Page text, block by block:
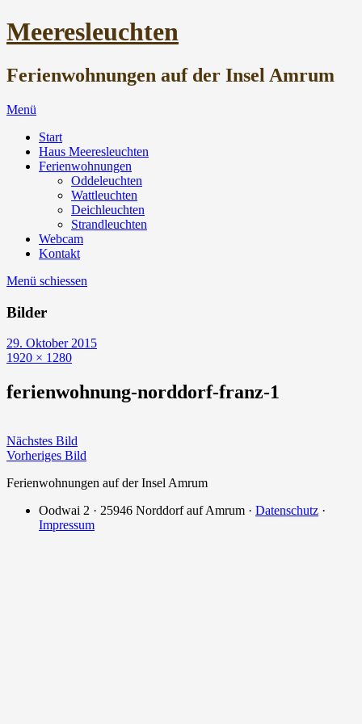
Meeresleuchten
Ferienwohnungen auf der Insel Amrum
Menü
Start
Haus Meeresleuchten
Ferienwohnungen
Oddeleuchten
Wattleuchten
Deichleuchten
Strandleuchten
Webcam
Kontakt
Menü schiessen
Bilder
29. Oktober 2015
1920 × 1280
ferienwohnung-norddorf-franz-1
Nächstes Bild
Vorheriges Bild
Ferienwohnungen auf der Insel Amrum
Oodwai 2 · 25946 Norddorf auf Amrum · Datenschutz ·
Impressum